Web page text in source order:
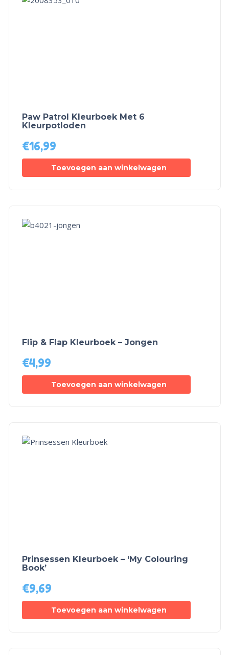
Paw Patrol Kleurboek Met 6
Kleurpotloden
€16,99
Toevoegen aan winkelwagen
Flip & Flap Kleurboek – Jongen
€4,99
Toevoegen aan winkelwagen
Prinsessen Kleurboek – ‘My Colouring
Book’
€9,69
Toevoegen aan winkelwagen